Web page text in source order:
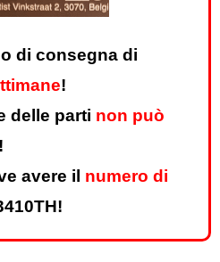
di consegna di
!
delle parti non può
!
avere il numero di